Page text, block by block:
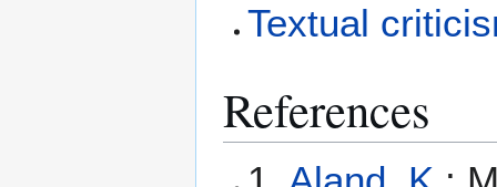
Textual
References